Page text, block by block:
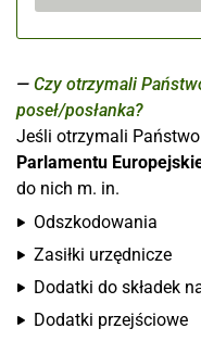
Czy otrzymali
poseł/posłanka?
Jeśli otrzymali Państwo
Parlamentu
do nich m. in.
Odszkodowania
Zasiłki urzędnicze
Dodatki do składek
Dodatki przejściowe